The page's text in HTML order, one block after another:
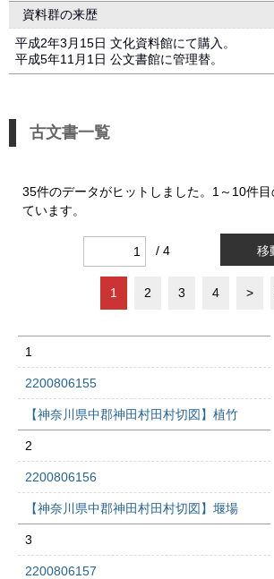
資料群の来歴
平成2年3月15日 文化資料館にて購入。
平成5年11月1日 公文書館に管理替。
古文書一覧
35件のデータがヒットしました。1～10件
ています。
/ 4 移
1 2 3 4 >
1
2200806155
【神奈川県中郡神田村田村切図】植竹
2
2200806156
【神奈川県中郡神田村田村切図】堰場
3
2200806157